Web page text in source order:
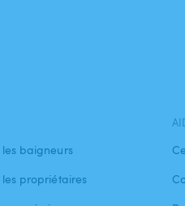
baigneurs
les propriétaires